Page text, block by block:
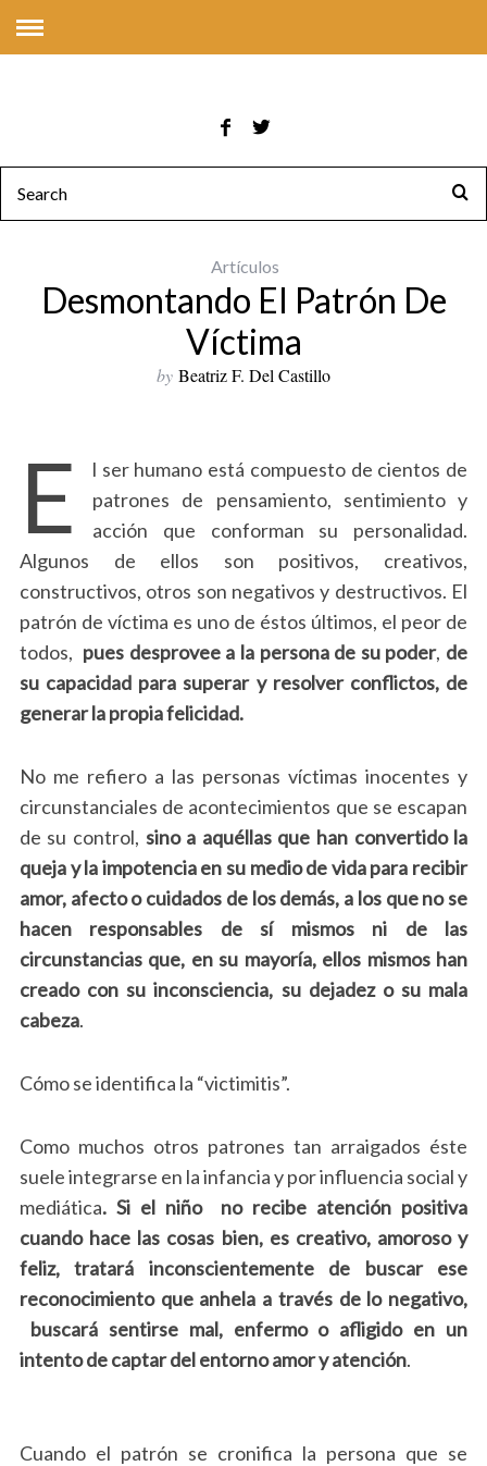
Artículos
Desmontando El Patrón De
Víctima
by Beatriz F. Del Castillo
E
l ser humano está compuesto de cientos de
patrones de pensamiento, sentimiento y
acción que conforman su personalidad.
Algunos de ellos son positivos, creativos,
constructivos, otros son negativos y destructivos. El
patrón de víctima es uno de éstos últimos, el peor de
todos, pues desprovee a la persona de su poder, de
su capacidad para superar y resolver conflictos, de
generar la propia felicidad.
No me refiero a las personas víctimas inocentes y
circunstanciales de acontecimientos que se escapan
de su control, sino a aquéllas que han convertido la
queja y la impotencia en su medio de vida para recibir
amor, afecto o cuidados de los demás, a los que no se
hacen responsables de sí mismos ni de las
circunstancias que, en su mayoría, ellos mismos han
creado con su inconsciencia, su dejadez o su mala
cabeza.
Cómo se identifica la “victimitis”.
Como muchos otros patrones tan arraigados éste
suele integrarse en la infancia y por influencia social y
mediática. Si el niño no recibe atención positiva
cuando hace las cosas bien, es creativo, amoroso y
feliz, tratará inconscientemente de buscar ese
reconocimiento que anhela a través de lo negativo,
buscará sentirse mal, enfermo o afligido en un
intento de captar del entorno amor y atención.
Cuando el patrón se cronifica la persona que se